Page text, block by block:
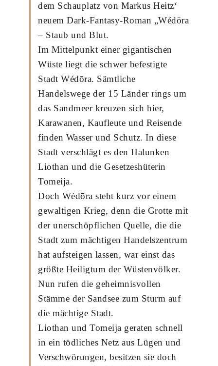
dem Schauplatz von Markus Heitz‘
neuem Dark-Fantasy-Roman „Wédōra
– Staub und Blut.
Im Mittelpunkt einer gigantischen
Wüste liegt die schwer befestigte
Stadt Wédōra. Sämtliche
Handelswege der 15 Länder rings um
das Sandmeer kreuzen sich hier,
Karawanen, Kaufleute und Reisende
finden Wasser und Schutz. In diese
Stadt verschlägt es den Halunken
Liothan und die Gesetzeshüterin
Tomeija.
Doch Wédōra steht kurz vor einem
gewaltigen Krieg, denn die Grotte mit
der unerschöpflichen Quelle, die die
Stadt zum mächtigen Handelszentrum
hat aufsteigen lassen, war einst das
größte Heiligtum der Wüstenvölker.
Nun rufen die geheimnisvollen
Stämme der Sandsee zum Sturm auf
die mächtige Stadt.
Liothan und Tomeija geraten schnell
in ein tödliches Netz aus Lügen und
Verschwörungen, besitzen sie doch